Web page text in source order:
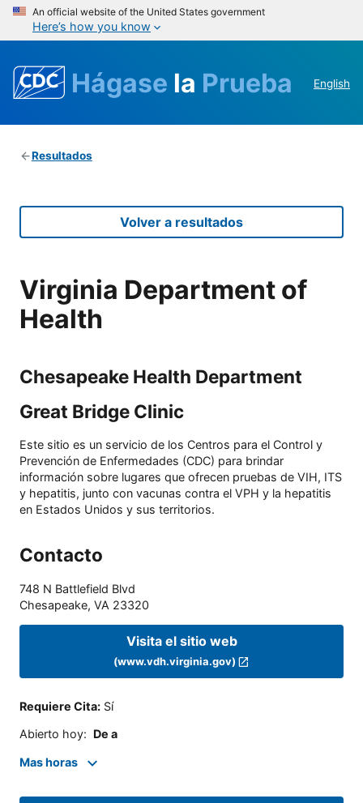
An official website of the United States government
Here’s how you know
Hágase la Prueba English
Resultados
Volver a resultados
Virginia Department of
Health
Chesapeake Health Department
Great Bridge Clinic
Este sitio es un servicio de los Centros para el Control y
Prevención de Enfermedades (CDC) para brindar
información sobre lugares que ofrecen pruebas de VIH, ITS
y hepatitis, junto con vacunas contra el VPH y la hepatitis
en Estados Unidos y sus territorios.
Contacto
748 N Battlefield Blvd
Chesapeake, VA 23320
Visita el sitio web
(www.vdh.virginia.gov)
Requiere Cita: Sí
Abierto hoy: De a
Mas horas